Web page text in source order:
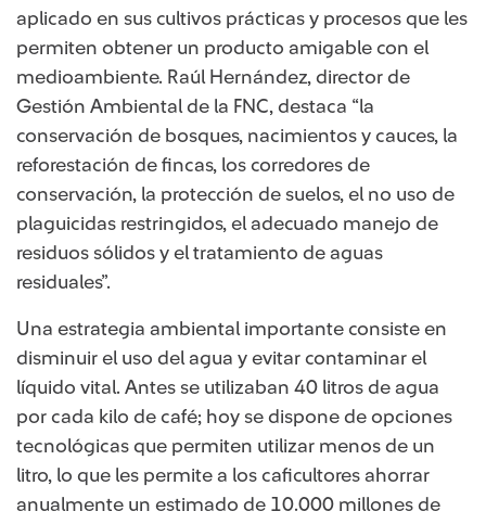
aplicado en sus cultivos prácticas y procesos que les
permiten obtener un producto amigable con el
medioambiente. Raúl Hernández, director de
Gestión Ambiental de la FNC, destaca “la
conservación de bosques, nacimientos y cauces, la
reforestación de fincas, los corredores de
conservación, la protección de suelos, el no uso de
plaguicidas restringidos, el adecuado manejo de
residuos sólidos y el tratamiento de aguas
residuales”.
Una estrategia ambiental importante consiste en
disminuir el uso del agua y evitar contaminar el
líquido vital. Antes se utilizaban 40 litros de agua
por cada kilo de café; hoy se dispone de opciones
tecnológicas que permiten utilizar menos de un
litro, lo que les permite a los caficultores ahorrar
anualmente un estimado de 10.000 millones de